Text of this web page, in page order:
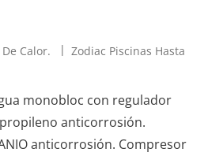
Calor.
Zodiac Piscinas Hasta
monobloc con regulador
anticorrosión.
anticorrosión. Compresor